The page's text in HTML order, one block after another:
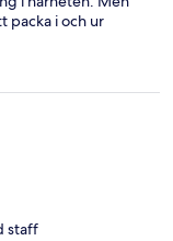
packa i och ur
staff